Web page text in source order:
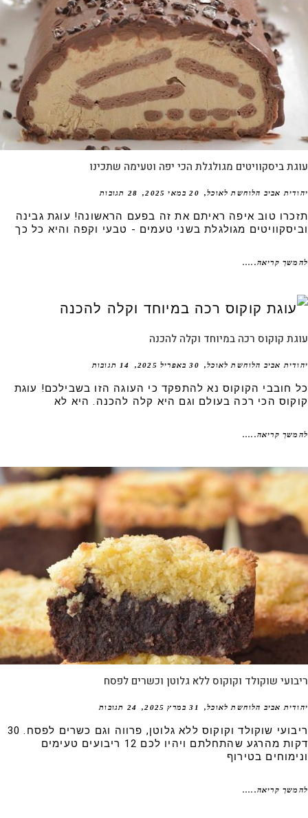
ביסקוויטים מגולגלת הכי יפה וטעימה שתכינו
אביב הלוחשת לאוכל 20 במאי 2025 28 תגובות
טוב איפה ראיתם את זה בפעם הראשונה! עוגת גבינה
מגולגלת בשני טעמים - טבעי וקפה והיא כל כך
קריאה.....
קוקוס רכה במיוחד וקלה להכנה
אביב הלוחשת לאוכל 30 באפריל 2025 14 תגובות
חובבי הקוקוס נא להתפקד כי העוגה הזו בשבילכם! עוגת
הכי רכה בעולם וגם היא קלה להכנה. היא לא
קריאה.....
שוקולד וקוקוס ללא גלוטן וכשרים לפסח
אביב הלוחשת לאוכל 31 במרץ 2025 24 תגובות
ריבועי שוקולד וקוקוס ללא גלוטן, פרווה וגם כשרים לפסח. 30
דקות מהרגע שהתחלתם ויהיו לכם 12 ריבועים טעימים
בטירוף
קריאה.....